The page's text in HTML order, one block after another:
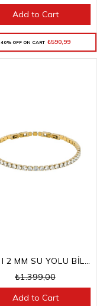
40% OFF ON CART ₺590,99
Add to Cart
₺1.399,00
Add to Cart